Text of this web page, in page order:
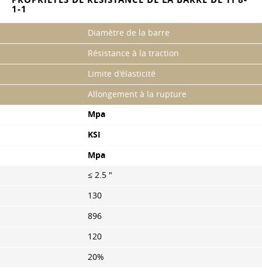
1-1
Diamètre de la barre
Résistance à la traction
Limite d'élasticité
Allongement à la rupture
Mpa
KSI
Mpa
≤ 2.5 "
130
896
120
20%